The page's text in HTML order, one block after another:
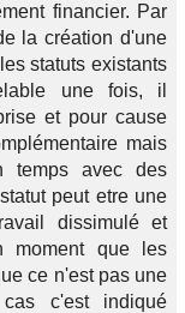
financier. Par
la création d'une
statuts existants
une fois, il
et pour cause
mais
temps avec des
peut etre une
dissimulé et
moment que les
ce n'est pas une
c'est indiqué